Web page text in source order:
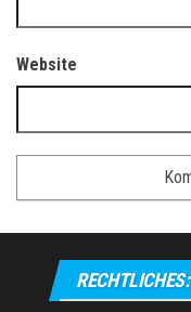
Website
RECHTLICHES: